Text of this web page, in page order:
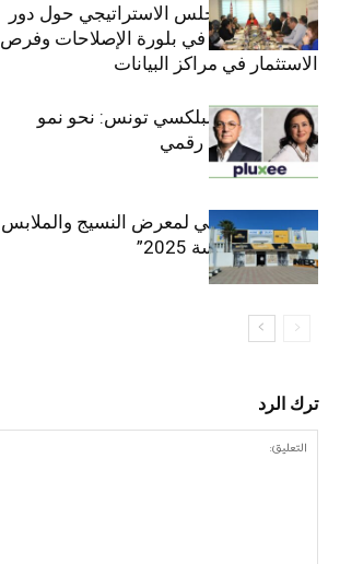
والعشرين للمجلس الاستراتيجي حول دور
القطاع الخاص في بلورة الإصلاحات وفرص
الاستثمار في مراكز البيانات
قيادة مزدوجة لبلكسي تونس: نحو نمو
متسارع وتحول رقمي
الافتتاح الرسمي لمعرض النسيج والملابس
“إنترتكس سوسة 2025”
ترك الرد